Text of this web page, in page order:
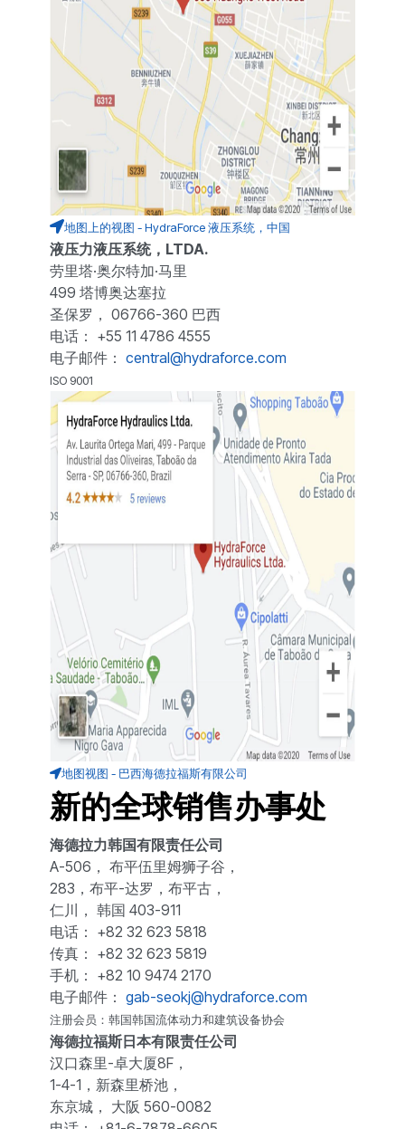
地图上的视图 - HydraForce 液压系统，中国
液压力液压系统，LTDA.
劳里塔·奥尔特加·马里
499 塔博奥达塞拉
圣保罗， 06766-360 巴西
电话： +55 11 4786 4555
电子邮件： central@hydraforce.com
ISO 9001
地图视图 - 巴西海德拉福斯有限公司
新的全球销售办事处
海德拉力韩国有限责任公司
A-506， 布平伍里姆狮子谷，
283，布平-达罗，布平古，
仁川， 韩国 403-911
电话： +82 32 623 5818
传真： +82 32 623 5819
手机： +82 10 9474 2170
电子邮件： gab-seokj@hydraforce.com
注册会员：韩国韩国流体动力和建筑设备协会
海德拉福斯日本有限责任公司
汉口森里-卓大厦8F，
1-4-1，新森里桥池，
东京城， 大阪 560-0082